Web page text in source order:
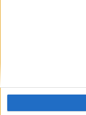
7 aug 2026